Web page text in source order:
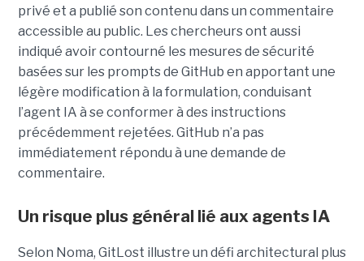
privé et a publié son contenu dans un commentaire
accessible au public. Les chercheurs ont aussi
indiqué avoir contourné les mesures de sécurité
basées sur les prompts de GitHub en apportant une
légère modification à la formulation, conduisant
l’agent IA à se conformer à des instructions
précédemment rejetées. GitHub n’a pas
immédiatement répondu à une demande de
commentaire.
Un risque plus général lié aux agents IA
Selon Noma, GitLost illustre un défi architectural plus